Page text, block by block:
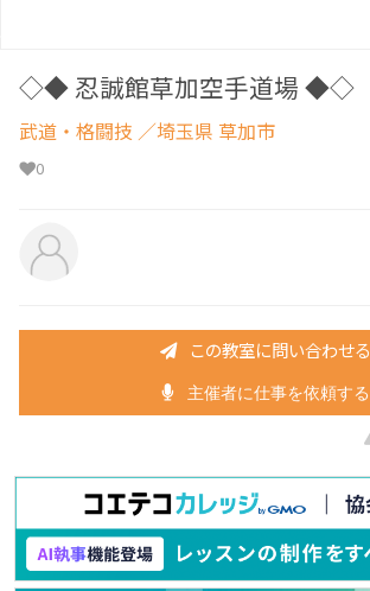
◇◆ 忍誠館草加空手道場 ◆◇
武道・格闘技 ／埼玉県 草加市
0
この教室に問い合わせる
主催者に仕事を依頼する